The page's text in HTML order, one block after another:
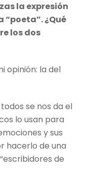
la expresión
“poeta”. ¿Qué
los dos
opinión: la del
se nos da el
lo usan para
y sus
hacerlo de una
de